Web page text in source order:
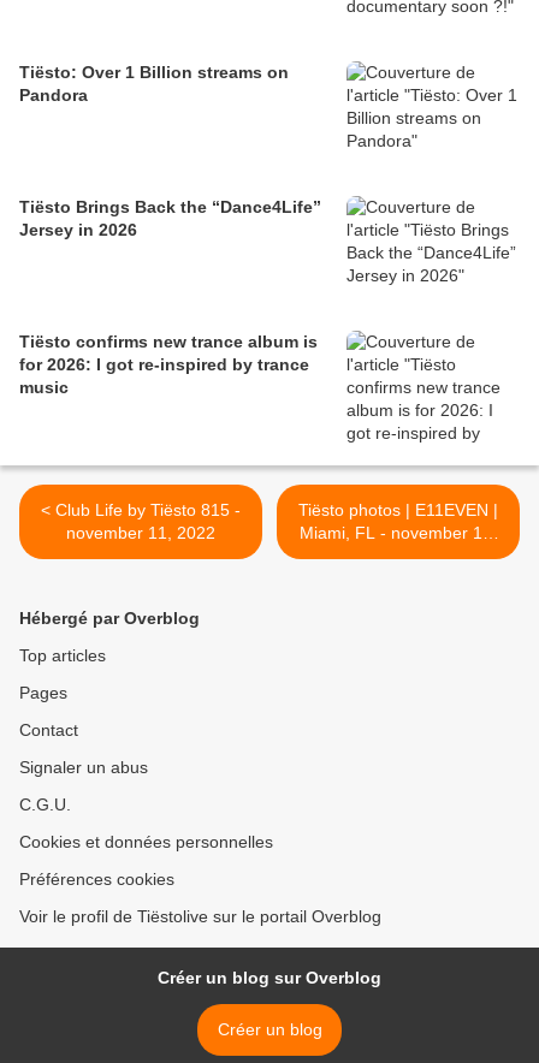
Tiësto: Over 1 Billion streams on
Pandora
Tiësto Brings Back the “Dance4Life”
Jersey in 2026
Tiësto confirms new trance album is
for 2026: I got re-inspired by trance
music
< Club Life by Tiësto 815 -
november 11, 2022
Tiësto photos | E11EVEN |
Miami, FL - november 12,
2022 >
Hébergé par Overblog
Top articles
Pages
Contact
Signaler un abus
C.G.U.
Cookies et données personnelles
Préférences cookies
Voir le profil de Tiëstolive sur le portail Overblog
Créer un blog sur Overblog
Créer un blog